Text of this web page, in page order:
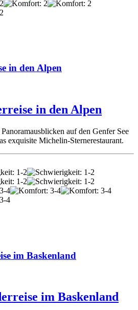
in den Alpen
in den Alpen
auf den Genfer See
exquisite Michelin-Sternerestaurant.
im Baskenland
im Baskenland